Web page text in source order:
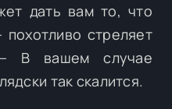
дать вам то, что
стреляет
В вашем случае
так скалится.